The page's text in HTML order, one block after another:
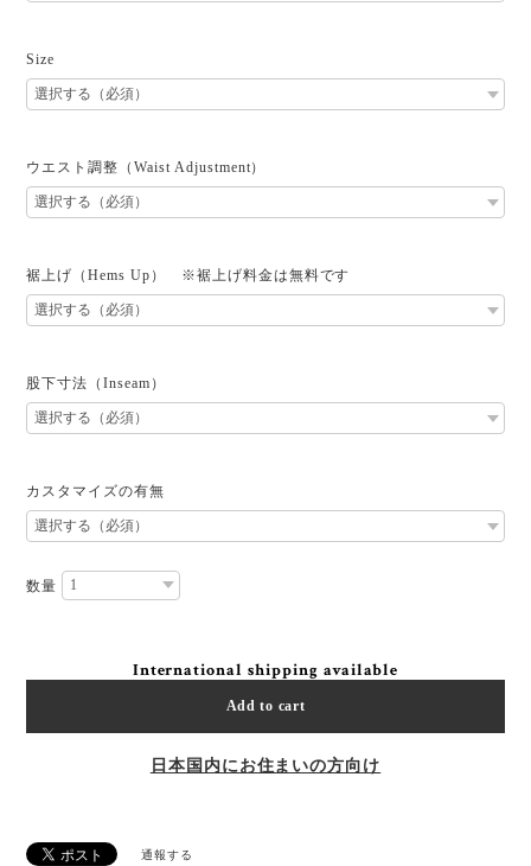
Size
ウエスト調整（Waist Adjustment）
裾上げ（Hems Up） ※裾上げ料金は無料です
股下寸法（Inseam）
カスタマイズの有無
数量
International shipping available
Add to cart
日本国内にお住まいの方向け
通報する